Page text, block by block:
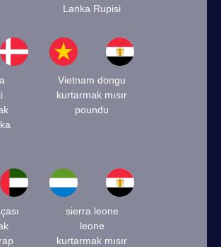
Lanka Rupisi
Vietnam dongu
kurtarmak mısır
poundu
sierra leone
leone
kurtarmak mısır